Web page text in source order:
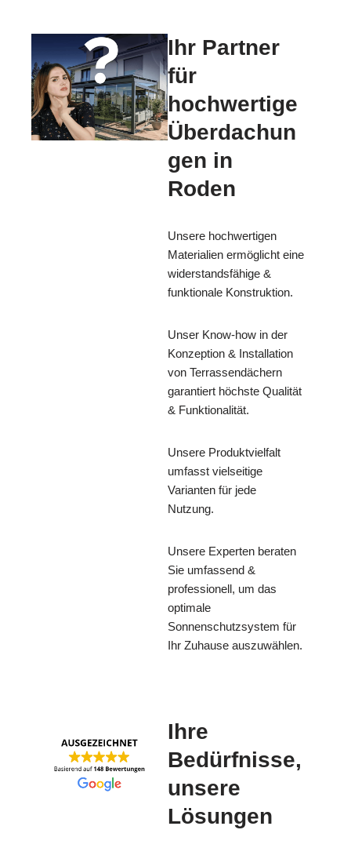
Ihr Partner
für
hochwertige
Überdachun
gen in
Roden
Unsere hochwertigen
Materialien ermöglicht eine
widerstandsfähige &
funktionale Konstruktion.
Unser Know-how in der
Konzeption & Installation
von Terrassendächern
garantiert höchste Qualität
& Funktionalität.
Unsere Produktvielfalt
umfasst vielseitige
Varianten für jede
Nutzung.
Unsere Experten beraten
Sie umfassend &
professionell, um das
optimale
Sonnenschutzsystem für
Ihr Zuhause auszuwählen.
Ihre
Bedürfnisse,
unsere
Lösungen